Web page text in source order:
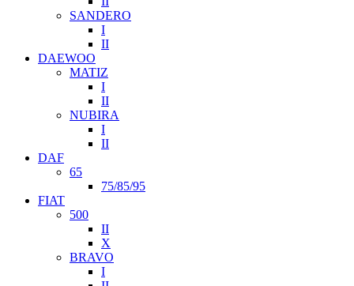
SANDERO
I
II
DAEWOO
MATIZ
I
II
NUBIRA
I
II
DAF
65
75/85/95
FIAT
500
II
X
BRAVO
I